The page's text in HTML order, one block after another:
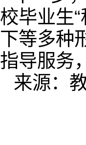
校毕业生
下等多种
指导服务
来源：